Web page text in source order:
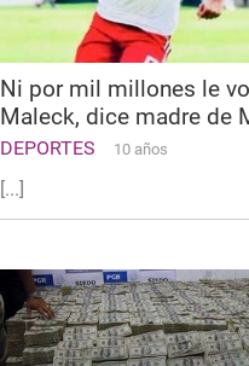
Ni por mil millones le
Maleck, dice madre de
DEPORTES 10 años
[...]